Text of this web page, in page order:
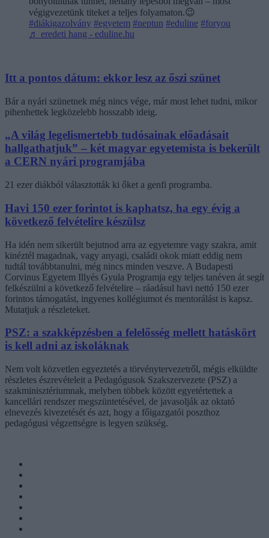
végigvezetünk titeket a teljes folyamaton.😉
#diákigazolvány #egyetem #neptun #eduline #foryou
♬ eredeti hang - eduline.hu
Itt a pontos dátum: ekkor lesz az őszi szünet
Bár a nyári szünetnek még nincs vége, már most lehet tudni, mikor
pihenhettek legközelebb hosszabb ideig.
„A világ legelismertebb tudósainak előadásait
hallgathatjuk” – két magyar egyetemista is bekerült
a CERN nyári programjába
21 ezer diákból választották ki őket a genfi programba.
Havi 150 ezer forintot is kaphatsz, ha egy évig a
következő felvételire készülsz
Ha idén nem sikerült bejutnod arra az egyetemre vagy szakra, amit
kinéztél magadnak, vagy anyagi, családi okok miatt eddig nem
tudtál továbbtanulni, még nincs minden veszve. A Budapesti
Corvinus Egyetem Illyés Gyula Programja egy teljes tanéven át segít
felkészülni a következő felvételire – ráadásul havi nettó 150 ezer
forintos támogatást, ingyenes kollégiumot és mentorálást is kapsz.
Mutatjuk a részleteket.
PSZ: a szakképzésben a felelősség mellett hatáskört
is kell adni az iskoláknak
Nem volt közvetlen egyeztetés a törvénytervezetről, mégis elküldte
részletes észrevételeit a Pedagógusok Szakszervezete (PSZ) a
szakminisztériumnak, melyben többek között egyetértettek a
kancellári rendszer megszüntetésével, de javasolják az oktató
elnevezés kivezetését és azt, hogy a főigazgatói poszthoz
pedagógusi végzettségre is legyen szükség.